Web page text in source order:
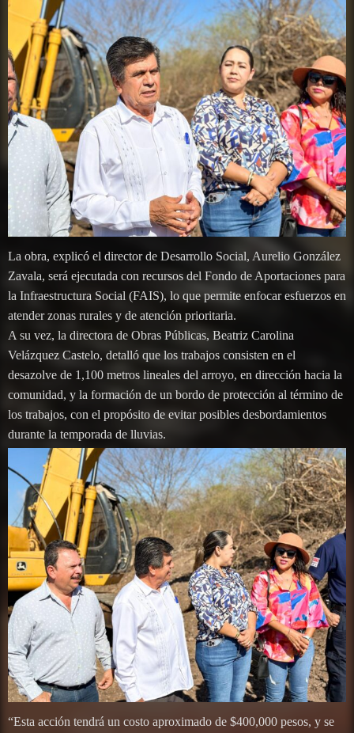
La obra, explicó el director de Desarrollo Social, Aurelio González
Zavala, será ejecutada con recursos del Fondo de Aportaciones para
la Infraestructura Social (FAIS), lo que permite enfocar esfuerzos en
atender zonas rurales y de atención prioritaria.
A su vez, la directora de Obras Públicas, Beatriz Carolina
Velázquez Castelo, detalló que los trabajos consisten en el
desazolve de 1,100 metros lineales del arroyo, en dirección hacia la
comunidad, y la formación de un bordo de protección al término de
los trabajos, con el propósito de evitar posibles desbordamientos
durante la temporada de lluvias.
“Esta acción tendrá un costo aproximado de $400,000 pesos, y se